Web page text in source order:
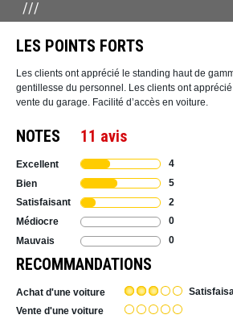
LES POINTS FORTS
Les clients ont apprécié le standing haut de
gentillesse du personnel. Les clients ont
vente du garage. Facilité d’accès en voiture.
NOTES 11 avis
Excellent
4
Bien
5
Satisfaisant
2
Médiocre
0
Mauvais
0
RECOMMANDATIONS
Achat d'une voiture
Vente d'une voiture